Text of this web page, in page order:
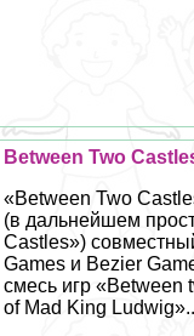
Between Two
«Between Two
(в дальнейшем
Castles»)
Games и Bezier
смесь игр «Between
of Mad King